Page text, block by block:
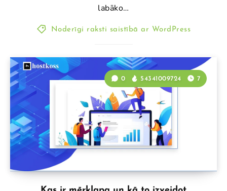
labāko…
Noderīgi raksti saistībā ar WordPress
0 54341009724 7